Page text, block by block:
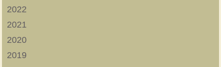
2022
2021
2020
2019